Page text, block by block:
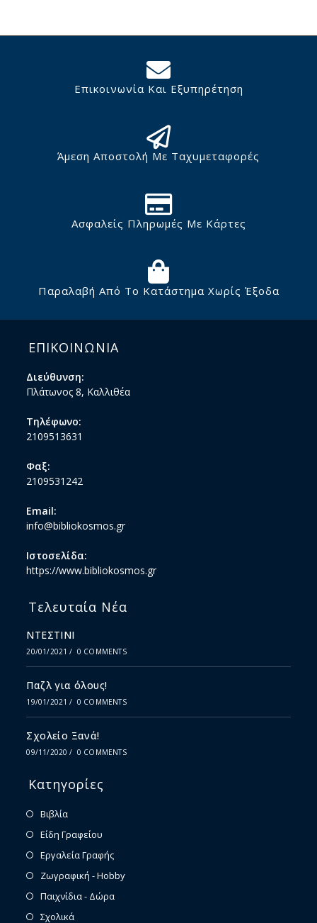
Επικοινωνία Και Εξυπηρέτηση
Άμεση Αποστολή Με Ταχυμεταφορές
Ασφαλείς Πληρωμές Με Κάρτες
Παραλαβή Από Το Κατάστημα Χωρίς Έξοδα
ΕΠΙΚΟΙΝΩΝΙΑ
Διεύθυνση:
Πλάτωνος 8, Καλλιθέα
Τηλέφωνο:
2109513631
Φαξ:
2109531242
Email:
info@bibliokosmos.gr
Ιστοσελίδα:
https://www.bibliokosmos.gr
Τελευταία Νέα
ΝΤΕΣΤΙΝΙ
20/01/2021 / 0 COMMENTS
Παζλ για όλους!
19/01/2021 / 0 COMMENTS
Σχολείο Ξανά!
09/11/2020 / 0 COMMENTS
Κατηγορίες
Βιβλία
Είδη Γραφείου
Εργαλεία Γραφής
Ζωγραφική - Hobby
Παιχνίδια - Δώρα
Σχολικά